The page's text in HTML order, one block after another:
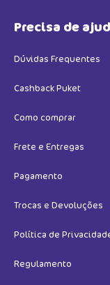
Precisa de
Dúvidas Frequentes
Cashback Puket
Como comprar
Frete e Entregas
Pagamento
Trocas e Devoluções
Política de
Regulamento